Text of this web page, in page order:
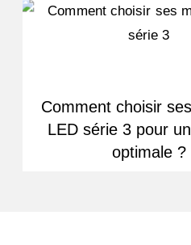
Comment choisir
LED série 3 pour
optimale ?